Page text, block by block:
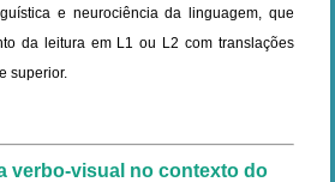
e neurociência da linguagem, que
da leitura em L1 ou L2 com translações
superior.
verbo-visual no contexto do